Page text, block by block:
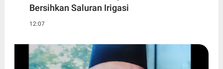
Bersihkan Saluran Irigasi
12:07